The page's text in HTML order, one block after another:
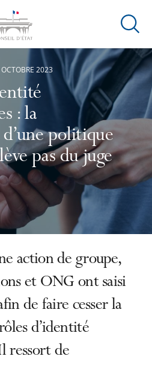
Ouvrir
de
: la
politique
pas du juge
2023
action de groupe,
et ONG ont saisi
de faire cesser la
d’identité
ressort de